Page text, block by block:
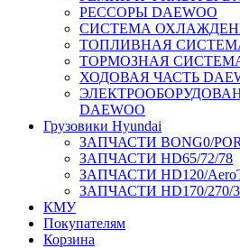
РЕССОРЫ DAEWOO
СИСТЕМА
ТОПЛИВНАЯ СИСТЕМА
ТОРМОЗНАЯ СИСТЕМА
ХОДОВАЯ ЧАСТЬ
DAEWOO
Грузовики Hyundai
ЗАПЧАСТИ BONG0/
ЗАПЧАСТИ HD65/72/78
ЗАПЧАСТИ HD120/
ЗАПЧАСТИ HD170/270/
КМУ
Покупателям
Корзина